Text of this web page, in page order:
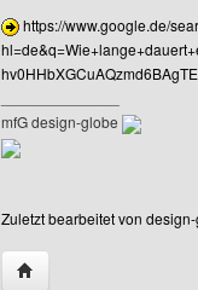
https://www.google.de/
mfG design-globe
Zuletzt bearbeitet von
Website dieses